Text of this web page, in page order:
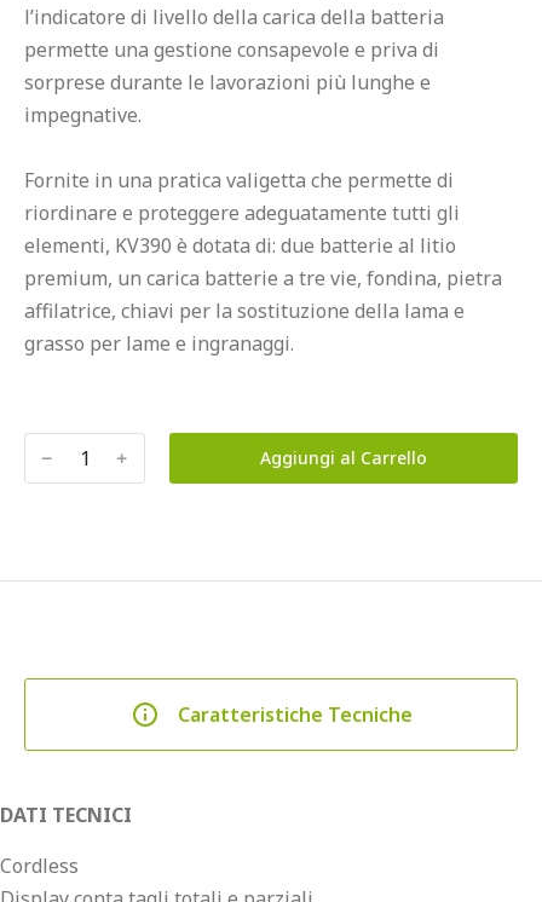
l’indicatore di livello della carica della batteria
permette una gestione consapevole e priva di
sorprese durante le lavorazioni più lunghe e
impegnative.
Fornite in una pratica valigetta che permette di
riordinare e proteggere adeguatamente tutti gli
elementi, KV390 è dotata di: due batterie al litio
premium, un carica batterie a tre vie, fondina, pietra
affilatrice, chiavi per la sostituzione della lama e
grasso per lame e ingranaggi.
﹣ ﹢ Aggiungi al Carrello
Caratteristiche Tecniche
DATI TECNICI
Cordless